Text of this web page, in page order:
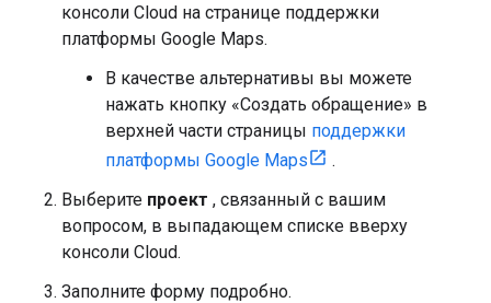
консоли Cloud на странице поддержки
платформы Google Maps.
В качестве альтернативы вы можете
нажать кнопку «Создать обращение» в
верхней части страницы поддержки
платформы Google Maps
.
Выберите проект , связанный с вашим
вопросом, в выпадающем списке вверху
консоли Cloud.
Заполните форму подробно.